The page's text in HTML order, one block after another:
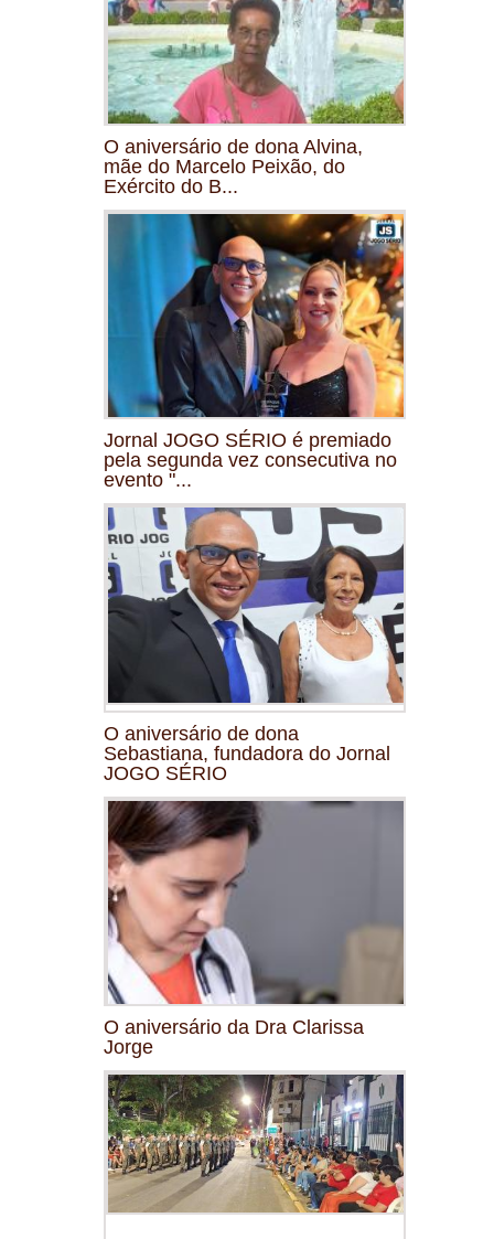
O aniversário de dona Alvina,
mãe do Marcelo Peixão, do
Exército do B...
Jornal JOGO SÉRIO é premiado
pela segunda vez consecutiva no
evento "...
O aniversário de dona
Sebastiana, fundadora do Jornal
JOGO SÉRIO
O aniversário da Dra Clarissa
Jorge